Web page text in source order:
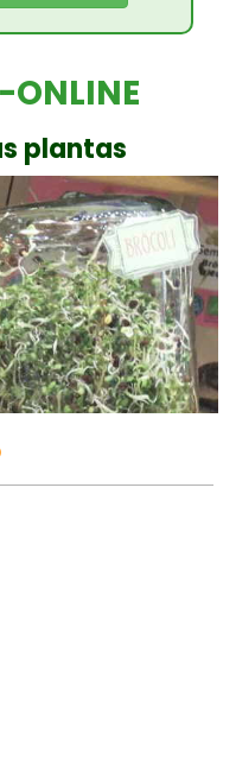
plantas